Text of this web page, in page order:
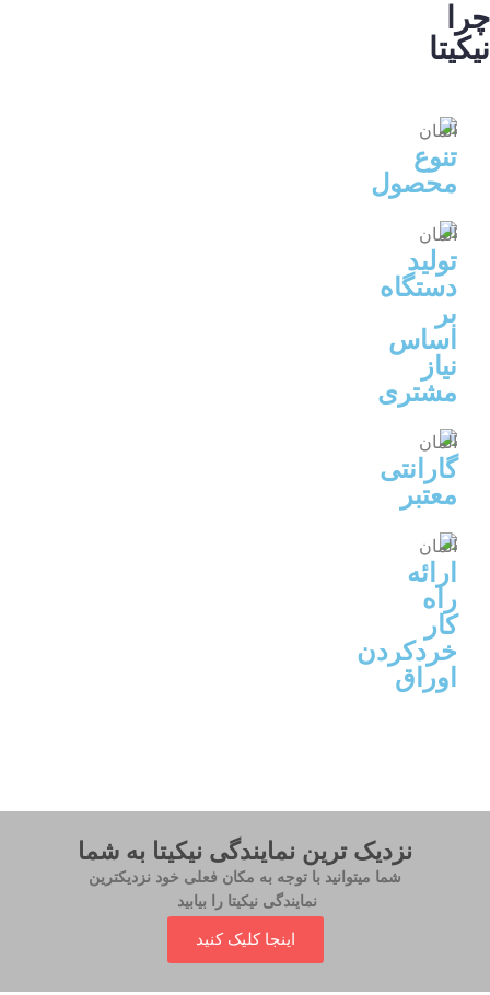
چرا
نیکیتا
تنوع
محصول
تولید
دستگاه
بر
اساس
نیاز
مشتری
گارانتی
معتبر
ارائه
راه
کار
خردکردن
اوراق
نزدیک ترین نمایندگی نیکیتا به شما
شما میتوانید با توجه به مکان فعلی خود نزدیکترین
نمایندگی نیکیتا را بیابید
اینجا کلیک کنید